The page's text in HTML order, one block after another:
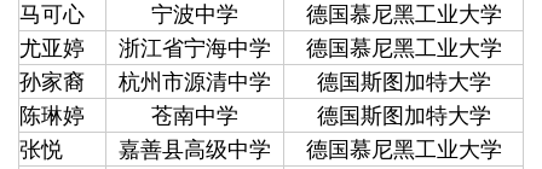
马可心
宁波中学
德国慕尼黑工业大学
尤亚婷
浙江省宁海中学
德国慕尼黑工业大学
孙家裔
杭州市源清中学
德国斯图加特大学
陈琳婷
苍南中学
德国斯图加特大学
张悦
嘉善县高级中学 德国慕尼黑工业大学